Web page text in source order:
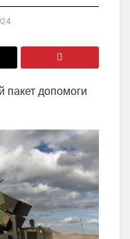
пакет допомоги